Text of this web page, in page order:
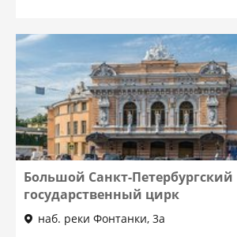
Большой Санкт-Петербургский
государственный цирк
наб. реки Фонтанки, 3а